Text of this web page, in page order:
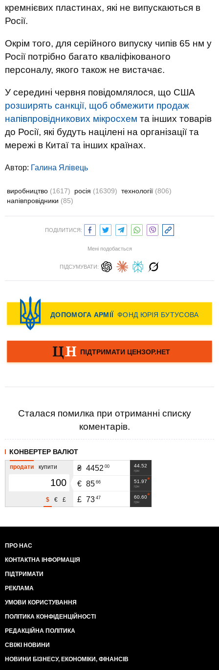
кремнієвих пластинах, які не випускаються в
Росії.
Окрім того, для серійного випуску чипів 65 нм у
Росії потрібно багато кваліфікованого
персоналу, якого також не вистачає.
У середині червня повідомлялося, що США
розширять санкції, щоб обмежити продаж
напівпровідникових мікросхем та інших товарів
до Росії, які будуть націлені на організації та
мережі в Китаї та інших країнах.
Автор: Галина Ялівець
виробництво (1617) росія (16309) технології (806)
напівпровідники (85)
ПОДІЛИТИСЯ:
Мені подобається
ПІДСУМУВАТИ:
Сталася помилка при отриманні списку
коментарів.
КОНВЕРТЕР ВАЛЮТ
продати купити
£
€
$
44.52
грн
₴ 4452 00
51.97
грн
€ 85 66
60.60
грн
£ 73 47
ПРО НАС
КОНТАКТНА ІНФОРМАЦІЯ
ПІДТРИМАТИ
РЕКЛАМА
УМОВИ КОРИСТУВАННЯ
ПОЛІТИКА КОНФІДЕНЦІЙНОСТІ
РЕДАКЦІЙНА ПОЛІТИКА
СВІЖІ НОВИНИ
НОВИНИ БІЗНЕСУ, ЕКОНОМІКИ, ФІНАНСІВ